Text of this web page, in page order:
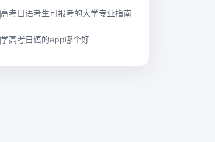
高考日语考生可报考的大学专业指南
学高考日语的app哪个好